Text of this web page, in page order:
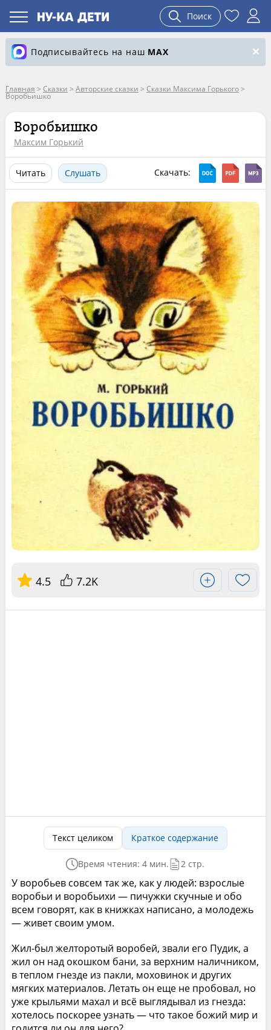
Поиск
Подписывайтесь на наш MAX
Главная > Сказки > Авторские сказки > Сказки Максима Горького>
Воробьишко
Воробьишко
Максим Горький
Читать Слушать Скачать:
4.5 7.2K
Текст целиком Краткое содержание
Время чтения: 4 мин. 2 стр.
У воробьев совсем так же, как у людей: взрослые
воробьи и воробьихи — пичужки скучные и обо
всем говорят, как в книжках написано, а молодежь
— живет своим умом.
Жил-был желторотый воробей, звали его Пудик, а
жил он над окошком бани, за верхним наличником,
в теплом гнезде из пакли, моховинок и других
мягких материалов. Летать он еще не пробовал, но
уже крыльями махал и всё выглядывал из гнезда:
хотелось поскорее узнать — что такое божий мир и